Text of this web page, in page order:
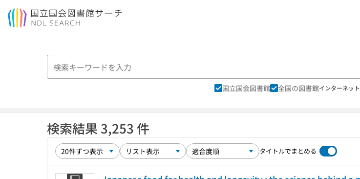
本文へ移動
国立国会図書館 全国の図書館インターネッ
検索結果 3,253 件
タイトルでまとめる